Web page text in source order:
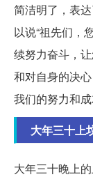
简洁明了，表
以说“祖先们，
续努力奋斗，
和对自身的决
我们的努力和成
大年三十上
大年三十晚上